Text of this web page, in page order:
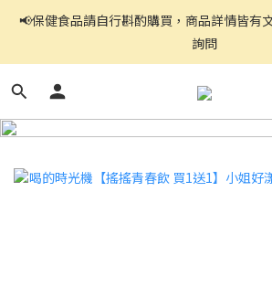
官網都是自助下單,右上角↗️三條線點
📢保健食品請自行斟酌購買，商品詳情皆有
詢問
官網都是自助下單,右上角↗️三條線點開